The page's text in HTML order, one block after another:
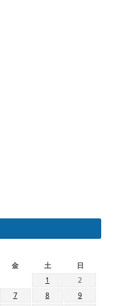
金 土
日
1
2
7 8
9